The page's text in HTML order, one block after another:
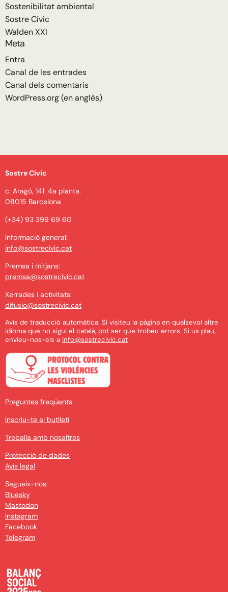
Sostenibilitat ambiental
Sostre Cívic
Walden XXI
Meta
Entra
Canal de les entrades
Canal dels comentaris
WordPress.org (en anglès)
Sostre Cívic
c. Aragó, 141. 4a planta.
08015 Barcelona
(+34) 93 399 69 60
Informació general:
info@sostrecivic.cat
Premsa i mitjans:
premsa@sostrecivic.cat
Xerrades i activitats:
difusio@sostrecivic.cat
Avís de traducció automàtica. Si visiteu la pàgina en qualsevol altre
idioma que no sigui el català, pot ser que trobeu errors. Si us plau,
envieu-nos-els a info@sostrecivic.cat
Preguntes freqüents
Inscriu-te al butlletí
Treballa amb nosaltres
Protecció de dades
Avís legal
Segueix-nos:
Bluesky
Mastodon
Instagram
Facebook
Telegram